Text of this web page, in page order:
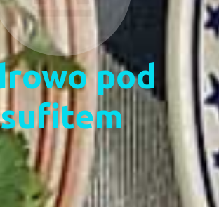
pod
sufitem